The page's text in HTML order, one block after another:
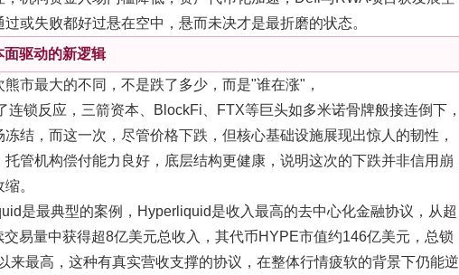
或失败都好过悬在空中，悬而未决才是最折磨的状态。
驱动的新逻辑
市最大的不同，不是跌了多少，而是"谁在涨"，
连锁反应，三箭资本、BlockFi、FTX等巨头如多米诺骨牌般接连倒下，
结，而这一次，尽管价格下跌，但核心基础设施展现出惊人的韧性，
托管机构偿付能力良好，底层结构更健康，说明这次的下跌并非信用崩
。
是最典型的案例，Hyperliquid是收入最高的去中心化金融协议，从超
易量中获得超8亿美元总收入，其代币HYPE市值约146亿美元，总锁
来最高，这种有真实营收支撑的协议，在整体行情疲软的背景下仍能逆